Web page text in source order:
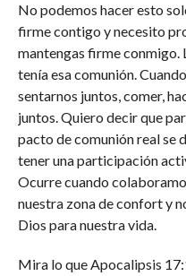
No podemos hacer esto
firme contigo y necesito
mantengas firme conmigo.
tenía esa comunión.
sentarnos juntos, comer,
juntos. Quiero decir que
pacto de comunión real se
tener una participación
Ocurre cuando
nuestra zona de confort y
Dios para nuestra vida.
Mira lo que Apocalipsis